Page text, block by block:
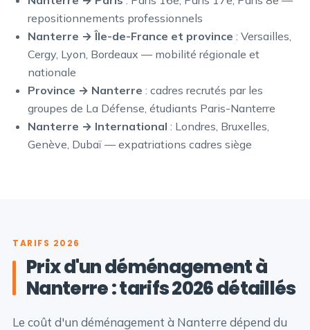
repositionnements professionnels
Nanterre → Île-de-France et province : Versailles,
Cergy, Lyon, Bordeaux — mobilité régionale et
nationale
Province → Nanterre : cadres recrutés par les
groupes de La Défense, étudiants Paris-Nanterre
Nanterre → International : Londres, Bruxelles,
Genève, Dubaï — expatriations cadres siège
TARIFS 2026
Prix d'un déménagement à
Nanterre : tarifs 2026 détaillés
Le coût d'un déménagement à Nanterre dépend du